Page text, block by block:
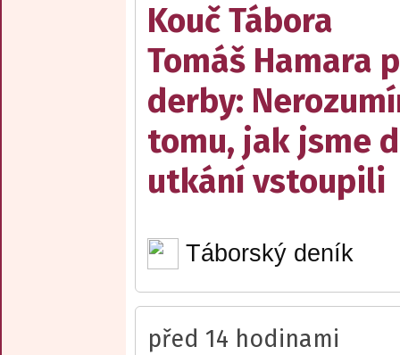
Kouč Tábora
Tomáš Hamara
derby:
tomu, jak jsme
utkání vstoupili
Táborský deník
před 14 hodinami